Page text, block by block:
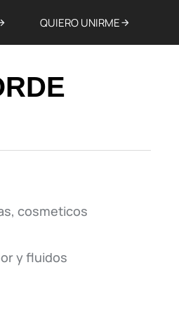
QUIERO UNIRME
cosmeticos
y fluidos